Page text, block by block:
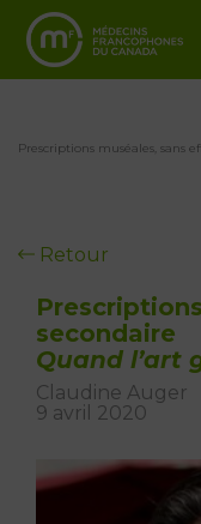
Prescriptions muséales, sans
Retour
secondaire
Quand l’art
Claudine Auger
9 avril 2020